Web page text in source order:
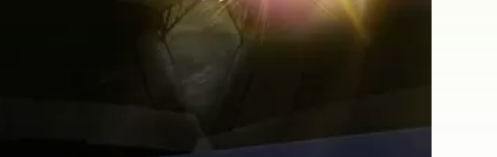
dosyalarıdır.
kişiselleştirilmiş bir
için
bulunabilir. Çerez
silebilir ya da